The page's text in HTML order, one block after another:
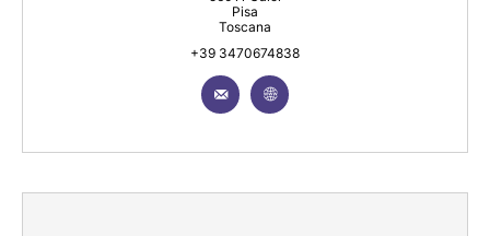
Pisa
Toscana
+39 3470674838